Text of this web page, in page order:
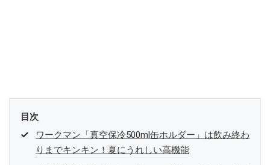
目次
ワークマン「真空保冷500ml缶ホルダー」は飲み終わ
りまでキンキン！夏にうれしい高機能